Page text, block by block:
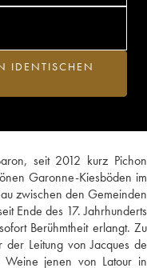
seit 2012 kurz Pichon
Garonne-Kiesböden im
zwischen den Gemeinden
Ende des 17. Jahrhunderts
Berühmtheit erlangt. Zu
Leitung von Jacques de
Weine jenen von Latour in
IDENTISCHEN